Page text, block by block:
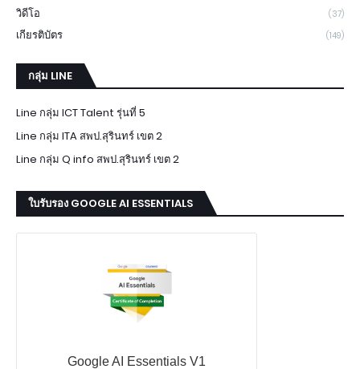
วิดีโอ (37)
เกียรติบัตร (149)
กลุ่ม LINE
Line กลุ่ม ICT Talent รุ่นที่ 5
Line กลุ่ม ITA สพป.สุรินทร์ เขต 2
Line กลุ่ม Q info สพป.สุรินทร์ เขต 2
ใบรับรอง GOOGLE AI ESSENTIALS